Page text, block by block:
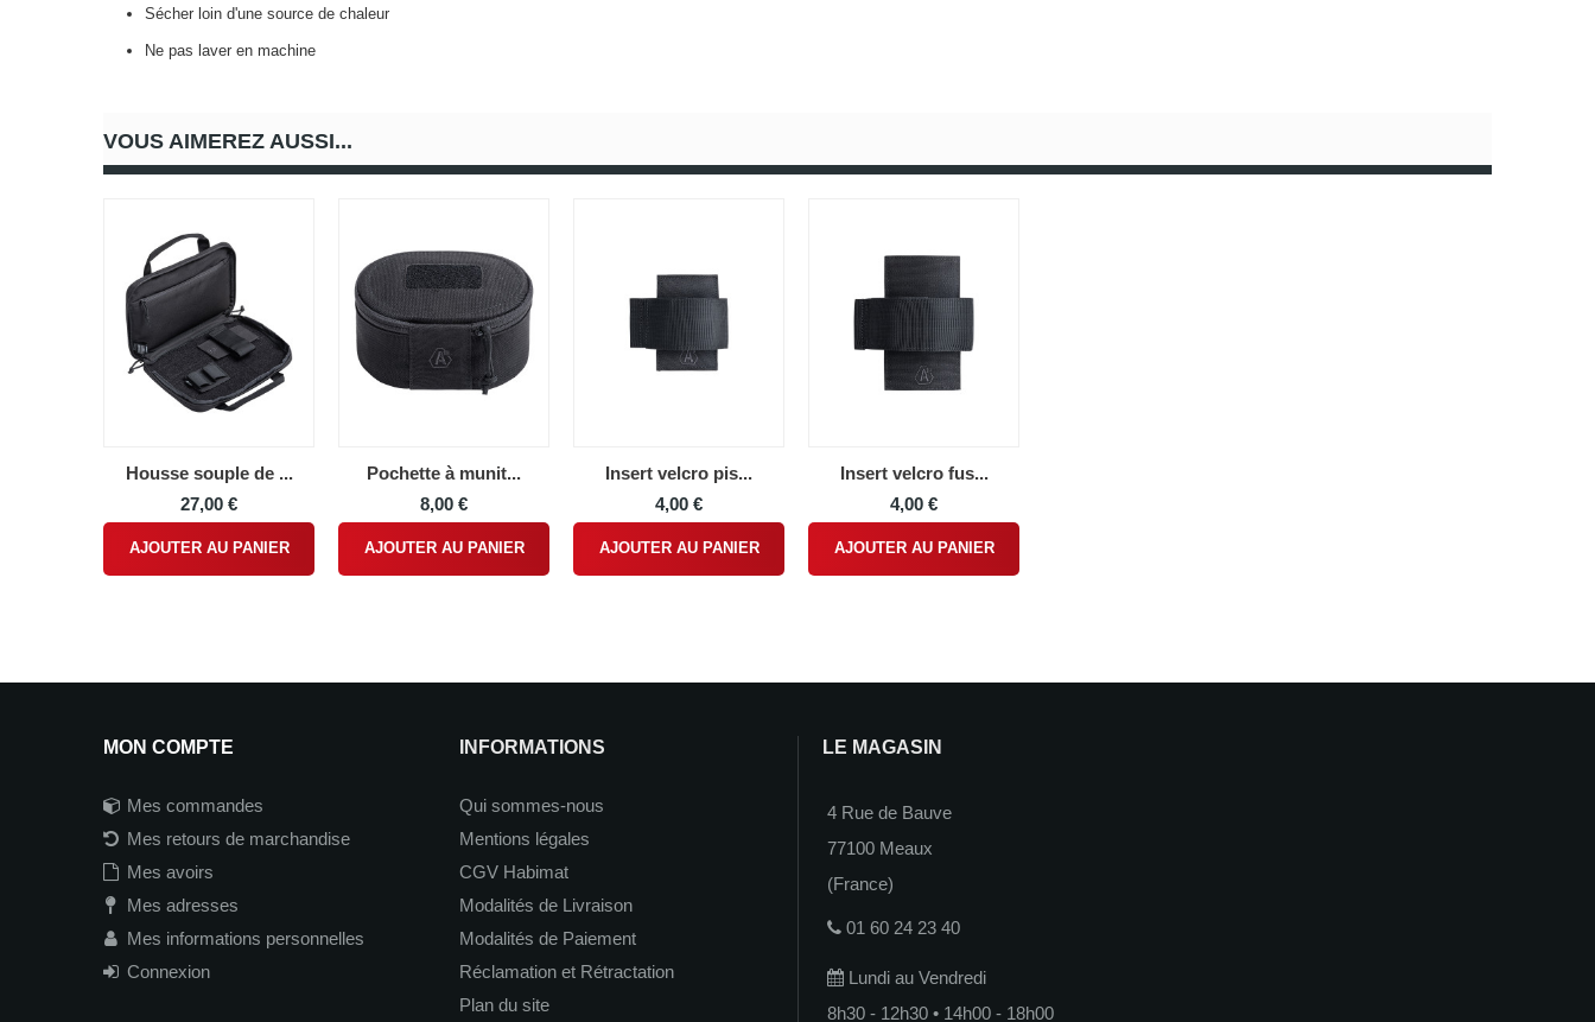
Sécher loin d'une source de chaleur
Ne pas laver en machine
VOUS AIMEREZ AUSSI...
Housse souple de ...
27,00 €
AJOUTER AU PANIER
Pochette à munit...
8,00 €
AJOUTER AU PANIER
Insert velcro pis...
4,00 €
AJOUTER AU PANIER
Insert velcro fus...
4,00 €
AJOUTER AU PANIER
MON COMPTE
Mes commandes
Mes retours de marchandise
Mes avoirs
Mes adresses
Mes informations personnelles
Connexion
INFORMATIONS
Qui sommes-nous
Mentions légales
CGV Habimat
Modalités de Livraison
Modalités de Paiement
Réclamation et Rétractation
Plan du site
LE MAGASIN
4 Rue de Bauve
77100 Meaux
(France)
01 60 24 23 40
Lundi au Vendredi
8h30 - 12h30 • 14h00 - 18h00